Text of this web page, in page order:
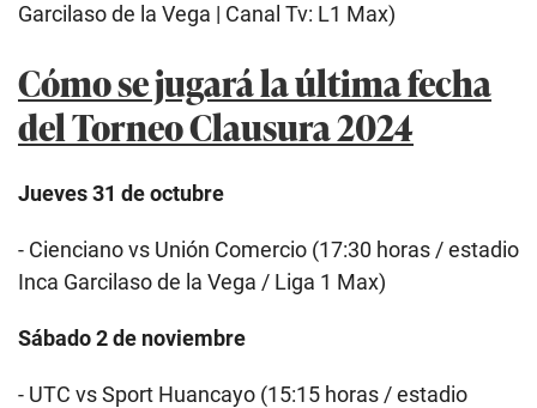
Garcilaso de la Vega | Canal Tv: L1 Max)
Cómo se jugará la última fecha
del Torneo Clausura 2024
Jueves 31 de octubre
- Cienciano vs Unión Comercio (17:30 horas / estadio
Inca Garcilaso de la Vega / Liga 1 Max)
Sábado 2 de noviembre
- UTC vs Sport Huancayo (15:15 horas / estadio